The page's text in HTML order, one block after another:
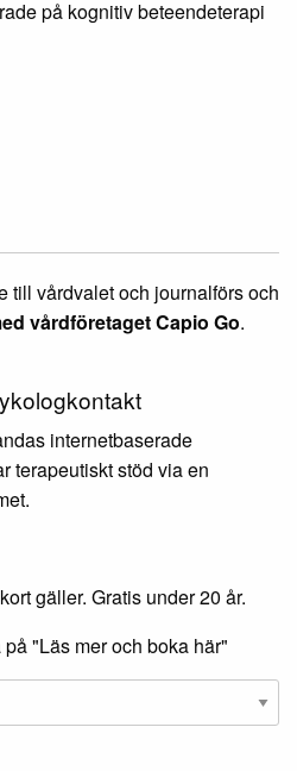
på kognitiv beteendeterapi
till vårdvalet och journalförs och
vårdföretaget Capio Go.
internetbaserade
terapeutiskt stöd via en
gäller. Gratis under 20 år.
"Läs mer och boka här"